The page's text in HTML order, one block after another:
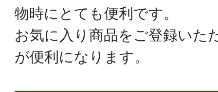
物時にとても便利です。
お気に入り商品をご登録いた
が便利になります。